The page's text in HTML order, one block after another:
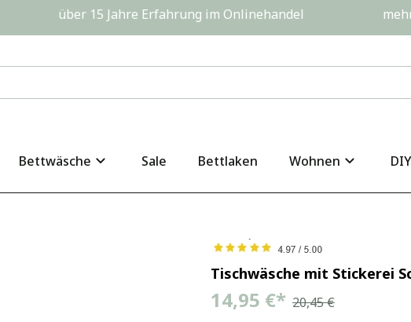
über 15 Jahre Erfahrung im Onlinehandel
Bettwäsche Sale Bettlaken Wohnen DIY
Tischwäsche mit Stickerei
14,95 €* 20,45 €